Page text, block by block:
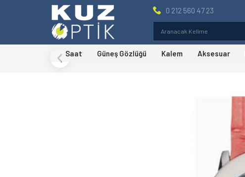
0 212 560 47 23
Saat Güneş Gözlüğü Kalem Aksesuar